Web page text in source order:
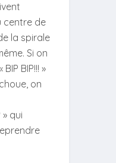
centre de
la spirale
Si on
BIP!!! »
on
» qui